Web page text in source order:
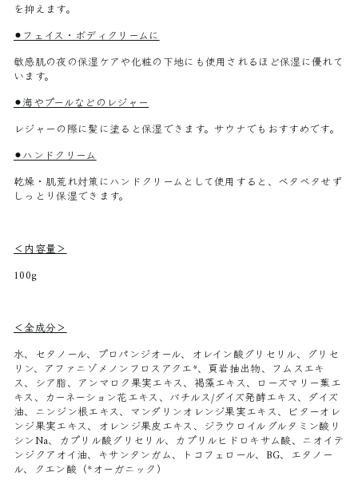
を抑えます。
⚫︎フェイス・ボディクリームに
敏感肌の夜の保湿ケアや化粧の下地にも使用されるほど保湿に優れて
います。
⚫︎海やプールなどのレジャー
レジャーの際に髪に塗ると保湿できます。サウナでもおすすめです。
⚫︎ハンドクリーム
乾燥・肌荒れ対策にハンドクリームとして使用すると、ベタベタせず
しっとり保湿できます。
＜内容量＞
100g
＜全成分＞
水、セタノール、プロパンジオール、オレイン酸グリセリル、グリセ
リン、アファニゾメノンフロスアクエ*、頁岩抽出物、フムスエキ
ス、シア脂、アンマロク果実エキス、褐藻エキス、ローズマリー葉エ
キス、カーネーション花エキス、バチルス/ダイズ発酵エキス、ダイズ
油、ニンジン根エキス、マンダリンオレンジ果実エキス、ビターオレ
ンジ果実エキス、オレンジ果皮エキス、ジラウロイルグルタミン酸リ
シンNa、カプリル酸グリセリル、カプリルヒドロキサム酸、ニオイテ
ンジクアオイ油、キサンタンガム、トコフェロール、BG、エタノー
ル、クエン酸（*オーガニック）